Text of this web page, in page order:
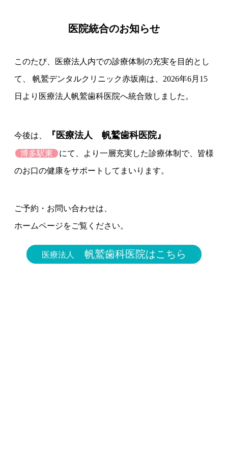
医院統合のお知らせ
このたび、医療法人内での診療体制の充実を目的とし
て、
帆鷲デンタルクリニック赤坂南は、2026年6月15
日より医療法人帆鷲歯科医院へ統合致しました。
今後は、 『医療法人 帆鷲歯科医院』
博多駅東 にて、
より一層充実した診療体制で、皆様
のお口の健康をサポートしてまいります。
ご予約・お問い合わせは、
ホームページをご覧ください。
医療法人 帆鷲歯科医院はこちら